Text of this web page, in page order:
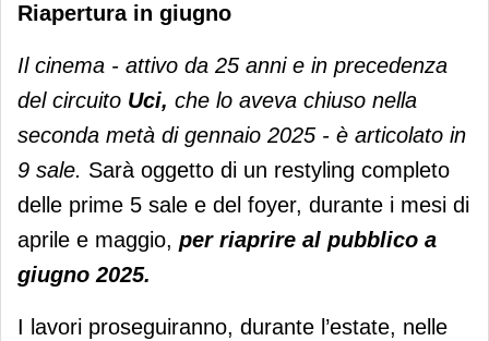
Riapertura in giugno
Il cinema - attivo da 25 anni e in precedenza
del circuito Uci, che lo aveva chiuso nella
seconda metà di gennaio 2025 - è articolato in
9 sale. Sarà oggetto di un restyling completo
delle prime 5 sale e del foyer, durante i mesi di
aprile e maggio, per riaprire al pubblico a
giugno 2025.
I lavori proseguiranno, durante l’estate, nelle